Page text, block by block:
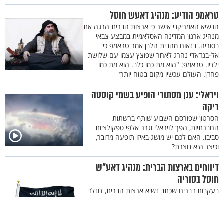
טראמפ הודיע: מנהיג דאעש חוסל
הנשיא האמריקני אישר כי ארצות הברית הרגה את
מנהיג ארגון המדינה האסלאמית במבצע צבאי
בסוריה. בנאום מהבית הלבן אמר טראמפ כי
אל-בגדאדי נהרג לאחר שפוצץ עצמו עם שלושת
ילדיו. טראמפ: "הוא מת כמו כלב. הוא מת כמו
פחדן. העולם עכשיו מקום בטוח יותר"
ויראלי: ענן מסתורי הופיע בשמי קוסטה
ריקה
הסרטון שפורסם השבוע שותף ברשתות
החברתיות, הפך לויראלי וגרר אלפי ספקולציות
סביבו. האם לכם יש מושג באיזו תופעה מדובר,
וכיצד היא נוצרת?
דיווחים בארצות הברית: מנהיג דאע"ש
חוסל בסוריה
בעקבות דברים שכתב נשיא ארצות הברית, דונלד